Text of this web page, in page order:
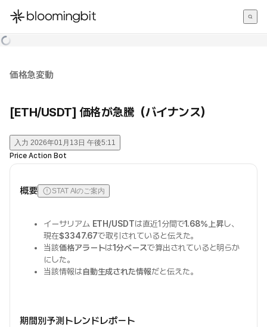
한국어
価格急変動
[ETH/USDT] 価格が急騰（バイナンス）
入力 2026年01月13日 午後5:11
Price Action Bot
概要 STAT AIのご案内
イーサリアム ETH/USDTは直近1分間で1.68%上昇し、
現在$3347.67で取引されていると伝えた。
当該価格アラートは1分ベースで算出されていると明らか
にした。
当該情報は自動生成された情報だと伝えた。
期間別予測トレンドレポート